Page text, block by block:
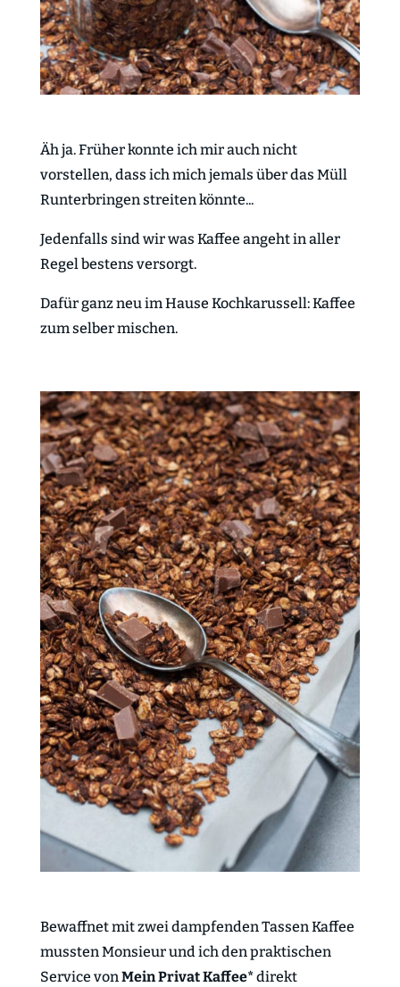
Äh ja. Früher konnte ich mir auch nicht
vorstellen, dass ich mich jemals über das Müll
Runterbringen streiten könnte...
Jedenfalls sind wir was Kaffee angeht in aller
Regel bestens versorgt.
Dafür ganz neu im Hause Kochkarussell: Kaffee
zum selber mischen.
Bewaffnet mit zwei dampfenden Tassen Kaffee
mussten Monsieur und ich den praktischen
Service vonMein Privat Kaffee*direkt